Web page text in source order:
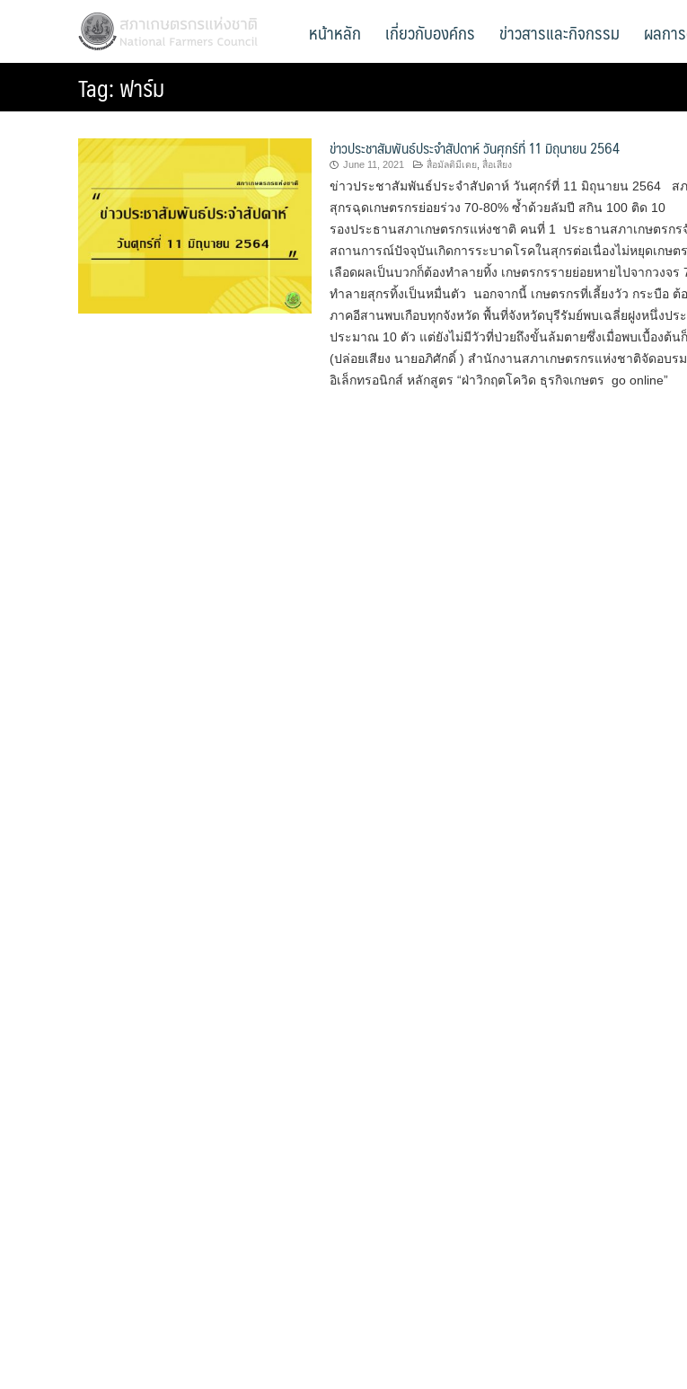
สภาเกษตรกรแห่งชาติ
National Farmers Council หน้าหลัก เกี่ยวกับองค์กร ข่าวสารและกิจกรรม ผลกา
Tag:ฟาร์ม
ข่าวประชาสัมพันธ์ประจำสัปดาห์ วันศุกร์ที่ 11 มิถุนายน 2564
June 11, 2021 สื่อมัลติมีเดย, สื่อเสียง
ข่าวประชาสัมพันธ์ประจำสัปดาห์ วันศุกร์ที่ 11 มิถุนายน 2564 สภ
สุกรฉุดเกษตรกรย่อยร่วง 70-80% ซ้ำด้วยลัมปี สกิน 100 ติด
รองประธานสภาเกษตรกรแห่งชาติ คนที่ 1 ประธานสภาเกษตรกร
สถานการณ์ปัจจุบันเกิดการระบาดโรคในสุกรต่อเนื่องไม่หยุดเกษต
เลือดผลเป็นบวกก็ต้องทำลายทิ้ง เกษตรกรรายย่อยหายไปจากวงจ
ทำลายสุกรทิ้งเป็นหมื่นตัว นอกจากนี้ เกษตรกรที่เลี้ยงวัว กระบือ
ภาคอีสานพบเกือบทุกจังหวัด พื้นที่จังหวัดบุรีรัมย์พบเฉลี่ยฝูงหนึ่งป
ประมาณ 10 ตัว แต่ยังไม่มีวัวที่ป่วยถึงขั้นล้มตายซึ่งเมื่อพบเบื้องต้น
(ปล่อยเสียง นายอภิศักดิ์ ) สำนักงานสภาเกษตรกรแห่งชาติจัดอบร
อิเล็กทรอนิกส์ หลักสูตร “ฝ่าวิกฤตโควิด ธุรกิจเกษตร go